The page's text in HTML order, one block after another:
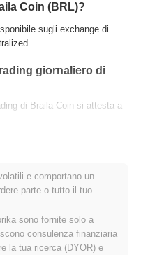
Coin (BRL)?
sugli exchange di
giornaliero di
di Braila Coin si attesta a
di prezzo di Braila
~90.20%al di sotto del suo
e comportano un
parte o tutto il tuo
sono fornite solo a
consulenza finanziaria
la tua ricerca (DYOR) e